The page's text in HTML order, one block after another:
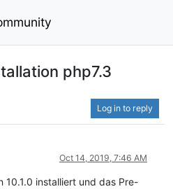
php7.3
Log in to reply
Oct 14, 2019, 7:46 AM
10.1.0 installiert und das Pre-